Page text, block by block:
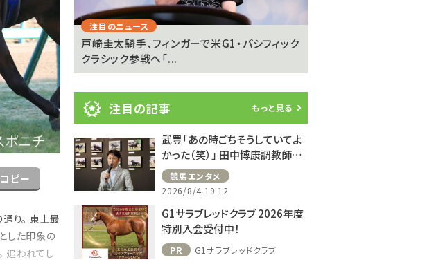
ピー
り。 東上最
した印象の
追われてし
がなかった」
注目のニュース
戸崎圭太騎手、フィンガーで米G1・パシフィック
クラシック参戦へ「...
注目の記事 もっと見る
武豊「あの時ごちそうしていてよ
かった（笑）」 田中博康調教師と
のフランスでの思い出を語る
競馬エンタメ
2026/8/4 19:12
G1サラブレッドクラブ 2026年度
特別入会受付中！
PR G1サラブレッドクラブ